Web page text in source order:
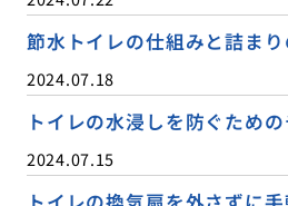
節水トイレの仕組みと詰ま
2024.07.18
トイレの水浸しを防ぐため
2024.07.15